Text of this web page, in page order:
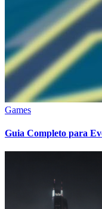
Games
Guia Completo para